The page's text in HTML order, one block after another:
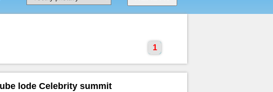
1
lode Celebrity summit